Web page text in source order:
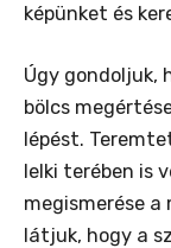
képünket és
Úgy gondoljuk,
bölcs
lépést.
lelki terében is
megismerése
látjuk, hogy a